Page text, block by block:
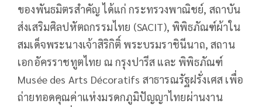
ของพันธมิตรสำคัญ ได้แก่ กระทรวงพาณิชย์, สถาบัน
ส่งเสริมศิลปหัตถกรรมไทย (SACIT), พิพิธภัณฑ์ผ้าใน
สมเด็จพระนางเจ้าสิริกิติ์ พระบรมราชินีนาถ, สถาน
เอกอัครราชทูตไทย ณ กรุงปารีส และ พิพิธภัณฑ์
Musée des Arts Décoratifs สาธารณรัฐฝรั่งเศส เพื่อ
ถ่ายทอดคุณค่าแห่งมรดกภูมิปัญญาไทยผ่านงาน